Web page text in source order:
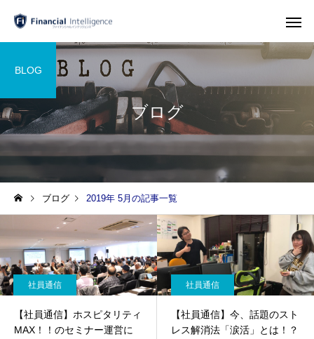
ブログ
BLOG
ブログ 2019年 5月の記事一覧
社員通信
【社員通信】ホスピタリティ
MAX！！のセミナー運営に
社員通信
【社員通信】今、話題のスト
レス解消法「涙活」とは！？